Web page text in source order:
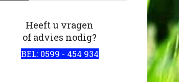
Heeft u vragen
of advies nodig?
BEL: 0599 - 454 934